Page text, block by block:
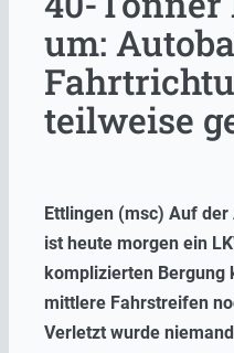
um:
teilweise
Ettlingen (msc) Auf
ist heute morgen ein
komplizierten Bergung
mittlere Fahrstreifen
Verletzt wurde